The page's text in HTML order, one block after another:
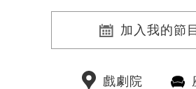
加入我的節
戲劇院